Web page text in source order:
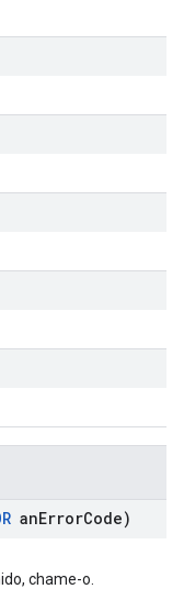
anErrorCode)
chame-o.